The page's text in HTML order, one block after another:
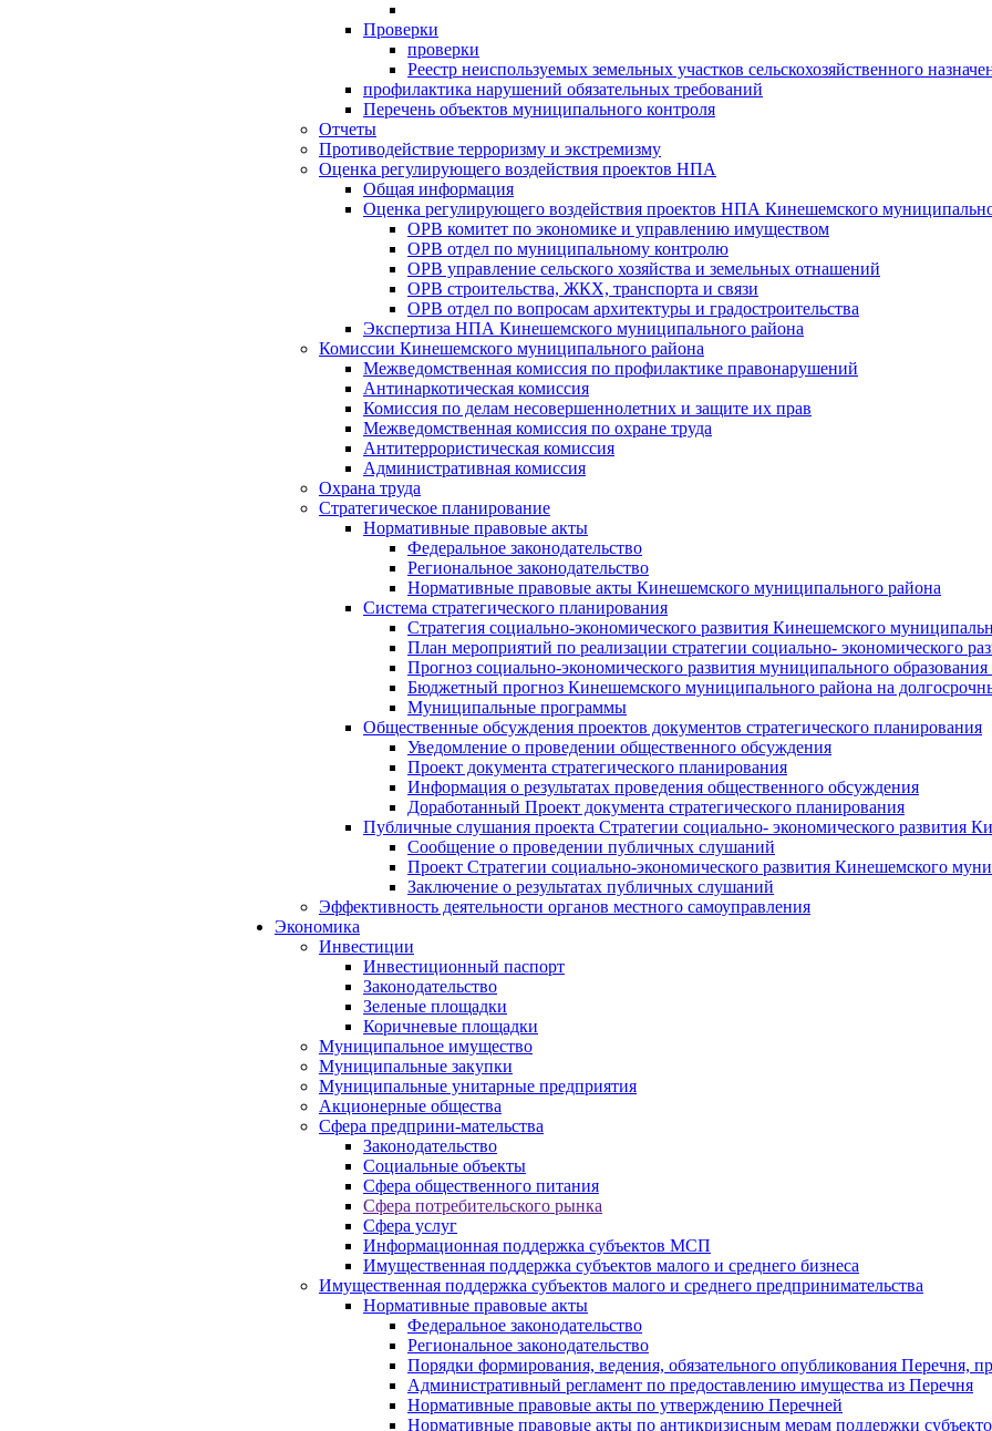
Проверки
проверки
Реестр неиспользуемых земельных участков сельскохозяйственного
профилактика нарушений обязательных требований
Перечень объектов муниципального контроля
Отчеты
Противодействие терроризму и экстремизму
Оценка регулирующего воздействия проектов НПА
Общая информация
Оценка регулирующего воздействия проектов НПА Кинешемского
ОРВ комитет по экономике и управлению имуществом
ОРВ отдел по муниципальному контролю
ОРВ управление сельского хозяйства и земельных отнашений
ОРВ строительства, ЖКХ, транспорта и связи
ОРВ отдел по вопросам архитектуры и градостроительства
Экспертиза НПА Кинешемского муниципального района
Комиссии Кинешемского муниципального района
Межведомственная комиссия по профилактике правонарушений
Антинаркотическая комиссия
Комиссия по делам несовершеннолетних и защите их прав
Межведомственная комиссия по охране труда
Антитеррористическая комиссия
Административная комиссия
Охрана труда
Стратегическое планирование
Нормативные правовые акты
Федеральное законодательство
Региональное законодательство
Нормативные правовые акты Кинешемского муниципального района
Система стратегического планирования
Стратегия социально-экономического развития Кинешемского
План мероприятий по реализации стратегии социально- экономического
Прогноз социально-экономического развития муниципального
Бюджетный прогноз Кинешемского муниципального района на
Муниципальные программы
Общественные обсуждения проектов документов стратегического планирования
Уведомление о проведении общественного обсуждения
Проект документа стратегического планирования
Информация о результатах проведения общественного обсуждения
Доработанный Проект документа стратегического планирования
Публичные слушания проекта Стратегии социально- экономического развития
Сообщение о проведении публичных слушаний
Проект Стратегии социально-экономического развития Кинешемского
Заключение о результатах публичных слушаний
Эффективность деятельности органов местного самоуправления
Экономика
Инвестиции
Инвестиционный паспорт
Законодательство
Зеленые площадки
Коричневые площадки
Муниципальное имущество
Муниципальные закупки
Муниципальные унитарные предприятия
Акционерные общества
Сфера предприни-мательства
Законодательство
Социальные объекты
Сфера общественного питания
Сфера потребительского рынка
Сфера услуг
Информационная поддержка субъектов МСП
Имущественная поддержка субъектов малого и среднего бизнеса
Имущественная поддержка субъектов малого и среднего предпринимательства
Нормативные правовые акты
Федеральное законодательство
Региональное законодательство
Порядки формирования, ведения, обязательного опубликования Перечня,
Административный регламент по предоставлению имущества из Перечня
Нормативные правовые акты по утверждению Перечней
Нормативные правовые акты по антикризисным мерам поддержки